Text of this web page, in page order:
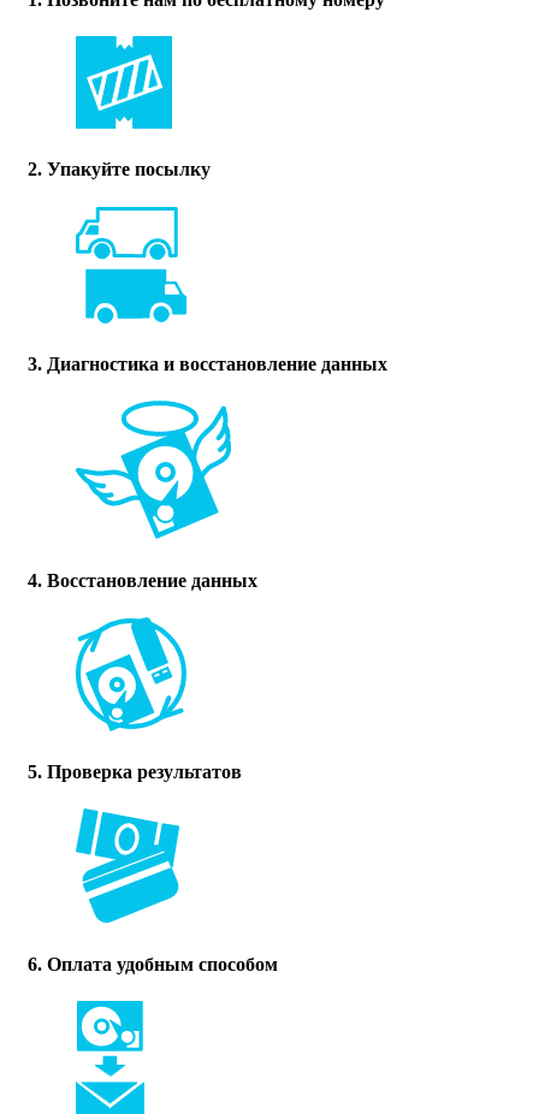
2. Упакуйте посылку
3. Диагностика и восстановление данных
4. Восстановление данных
5. Проверка результатов
6. Оплата удобным способом